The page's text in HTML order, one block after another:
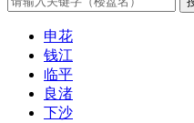
申花
钱江
临平
良渚
下沙